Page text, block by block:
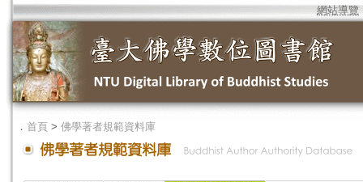
網站導覽
． 首頁 > 佛學著者規範資料庫